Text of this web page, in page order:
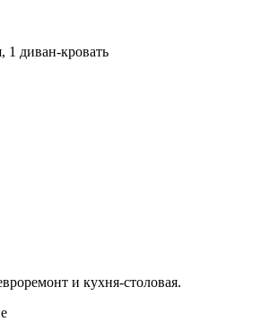
1 диван-кровать
и кухня-столовая.